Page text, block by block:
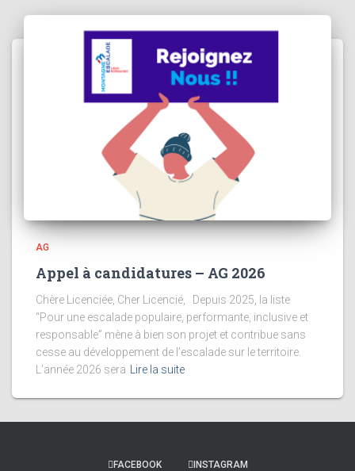
AG
Appel à candidatures – AG 2026
Chère Licenciée, Cher Licencié, Depuis 2025, la liste
“Pour une escalade populaire, performante, inclusive et
responsable” mène à bien son projet et contribue sans
cesse au développement de l’escalade sur le territoire.
L’année 2026 sera
Lire la suite
FACEBOOK INSTAGRAM